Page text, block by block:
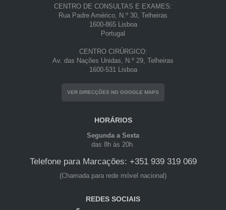
CENTRO DE CONSULTAS E EXAMES:
Rua Padre Américo, N.º 30, Telheiras
1600-865 Lisboa
Portugal
CENTRO CIRÚRGICO:
Av. das Nações Unidas, N.º 29, Telheiras
1600-531 Lisboa
VER DIRECÇÕES NO GOOGLE MAPS
HORÁRIOS
Segunda a Sexta
das 8h às 20h.
Telefone para Marcações: +351 939 319 069
(Chamada para rede móvel nacional)
REDES SOCIAIS